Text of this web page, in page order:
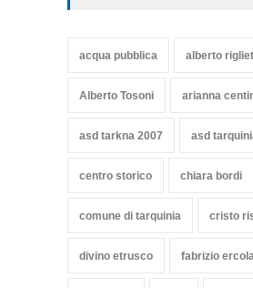
acqua pubblica alberto
Alberto Tosoni arianna
asd tarkna 2007 asd
centro storico chiara bordi
comune di tarquinia cristo
divino etrusco fabrizio